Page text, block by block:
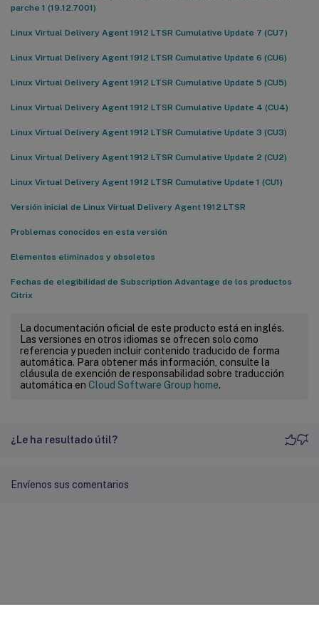
parche 1 (19.12.7001)
Linux Virtual Delivery Agent 1912 LTSR Cumulative Update 7 (CU7)
Linux Virtual Delivery Agent 1912 LTSR Cumulative Update 6 (CU6)
Linux Virtual Delivery Agent 1912 LTSR Cumulative Update 5 (CU5)
Linux Virtual Delivery Agent 1912 LTSR Cumulative Update 4 (CU4)
Linux Virtual Delivery Agent 1912 LTSR Cumulative Update 3 (CU3)
Linux Virtual Delivery Agent 1912 LTSR Cumulative Update 2 (CU2)
Linux Virtual Delivery Agent 1912 LTSR Cumulative Update 1 (CU1)
Versión inicial de Linux Virtual Delivery Agent 1912 LTSR
Problemas conocidos en esta versión
Elementos eliminados y obsoletos
Fechas de elegibilidad de Subscription Advantage de los productos
Citrix
La documentación oficial de este producto está en inglés.
Las versiones en otros idiomas se ofrecen solo como
referencia y pueden incluir contenido traducido de forma
automática. Para obtener más información, consulte la
cláusula de exención de responsabilidad sobre traducción
automática en Cloud Software Group home.
¿Le ha resultado útil?
Envíenos sus comentarios